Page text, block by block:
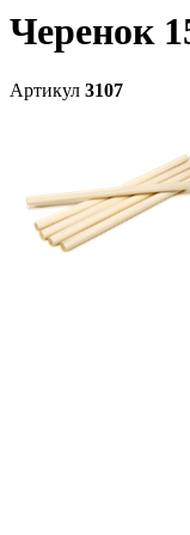
Черенок
Артикул 3107